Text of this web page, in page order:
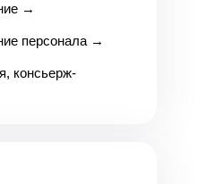
→
персонала →
консьерж-